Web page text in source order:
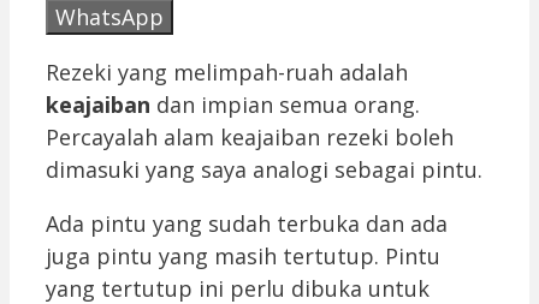
WhatsApp
Rezeki yang melimpah-ruah adalah
keajaiban dan impian semua orang.
Percayalah alam keajaiban rezeki boleh
dimasuki yang saya analogi sebagai pintu.
Ada pintu yang sudah terbuka dan ada
juga pintu yang masih tertutup. Pintu
yang tertutup ini perlu dibuka untuk